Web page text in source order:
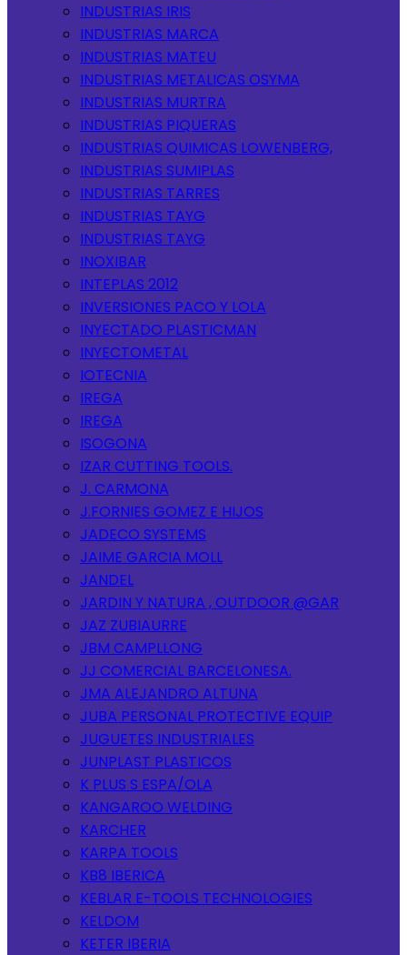
INDUSTRIAS IRIS
INDUSTRIAS MARCA
INDUSTRIAS MATEU
INDUSTRIAS METALICAS OSYMA
INDUSTRIAS MURTRA
INDUSTRIAS PIQUERAS
INDUSTRIAS QUIMICAS LOWENBERG,
INDUSTRIAS SUMIPLAS
INDUSTRIAS TARRES
INDUSTRIAS TAYG
INDUSTRIAS TAYG
INOXIBAR
INTEPLAS 2012
INVERSIONES PACO Y LOLA
INYECTADO PLASTICMAN
INYECTOMETAL
IOTECNIA
IREGA
IREGA
ISOGONA
IZAR CUTTING TOOLS.
J. CARMONA
J.FORNIES GOMEZ E HIJOS
JADECO SYSTEMS
JAIME GARCIA MOLL
JANDEL
JARDIN Y NATURA , OUTDOOR @GAR
JAZ ZUBIAURRE
JBM CAMPLLONG
JJ COMERCIAL BARCELONESA.
JMA ALEJANDRO ALTUNA
JUBA PERSONAL PROTECTIVE EQUIP
JUGUETES INDUSTRIALES
JUNPLAST PLASTICOS
K PLUS S ESPA/OLA
KANGAROO WELDING
KARCHER
KARPA TOOLS
KB8 IBERICA
KEBLAR E-TOOLS TECHNOLOGIES
KELDOM
KETER IBERIA